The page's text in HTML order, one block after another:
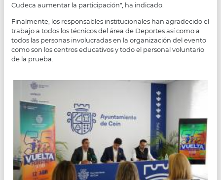
Cudeca aumentar la participación", ha indicado.
Finalmente, los responsables institucionales han agradecido el
trabajo a todos los técnicos del área de Deportes así como a
todos las personas involucradas en la organización del evento
como son los centros educativos y todo el personal voluntario
de la prueba.